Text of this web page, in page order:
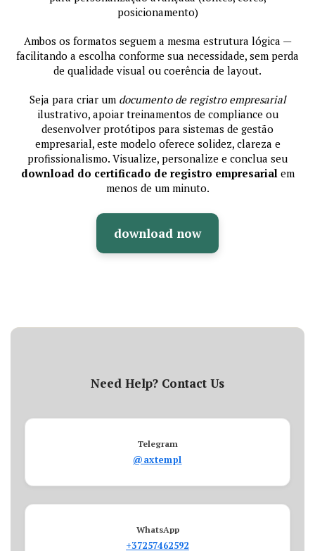
posicionamento)
Ambos os formatos seguem a mesma estrutura lógica —
facilitando a escolha conforme sua necessidade, sem perda
de qualidade visual ou coerência de layout.
Seja para criar um documento de registro empresarial
ilustrativo, apoiar treinamentos de compliance ou
desenvolver protótipos para sistemas de gestão
empresarial, este modelo oferece solidez, clareza e
profissionalismo. Visualize, personalize e conclua seu
download do certificado de registro empresarial em
menos de um minuto.
download now
Need Help? Contact Us
Telegram
@axtempl
WhatsApp
+37257462592